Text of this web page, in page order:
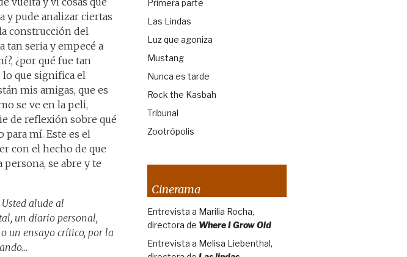
y pude analizar ciertas
construcción del
tan seria y empecé a
¿por qué fue tan
lo que significa el
mis amigas, que es
se ve en la peli,
de reflexión sobre qué
mí. Este es el
con el hecho de que
se abre y te
alude al
un diario personal,
un ensayo crítico, por la
Primera parte
Las Lindas
Luz que agoniza
Mustang
Nunca es tarde
Rock the Kasbah
Tribunal
Zootrópolis
Cinerama
Entrevista a Marilia Rocha,
directora de Where I Grow Old
Entrevista a Melisa Liebenthal,